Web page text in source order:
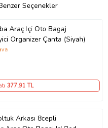
çantayı kolayca taşıyıp
Seçenekler
Araç Içi Oto Bagaj
Organizer Çanta (Siyah)
377,91 TL
Arkası 8cepli